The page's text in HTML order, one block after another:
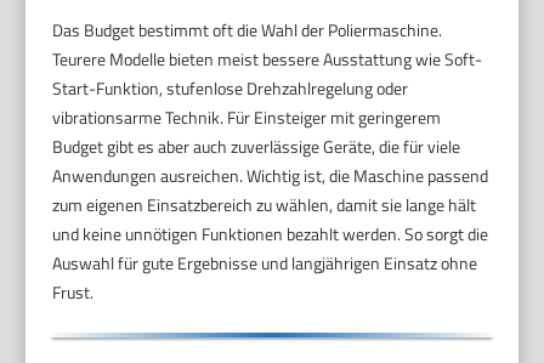
Das Budget bestimmt oft die Wahl der Poliermaschine.
Teurere Modelle bieten meist bessere Ausstattung wie Soft-
Start-Funktion, stufenlose Drehzahlregelung oder
vibrationsarme Technik. Für Einsteiger mit geringerem
Budget gibt es aber auch zuverlässige Geräte, die für viele
Anwendungen ausreichen. Wichtig ist, die Maschine passend
zum eigenen Einsatzbereich zu wählen, damit sie lange hält
und keine unnötigen Funktionen bezahlt werden. So sorgt die
Auswahl für gute Ergebnisse und langjährigen Einsatz ohne
Frust.